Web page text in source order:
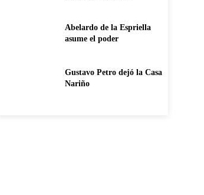
Abelardo de la Espriella
asume el poder
Gustavo Petro dejó la Casa
Nariño